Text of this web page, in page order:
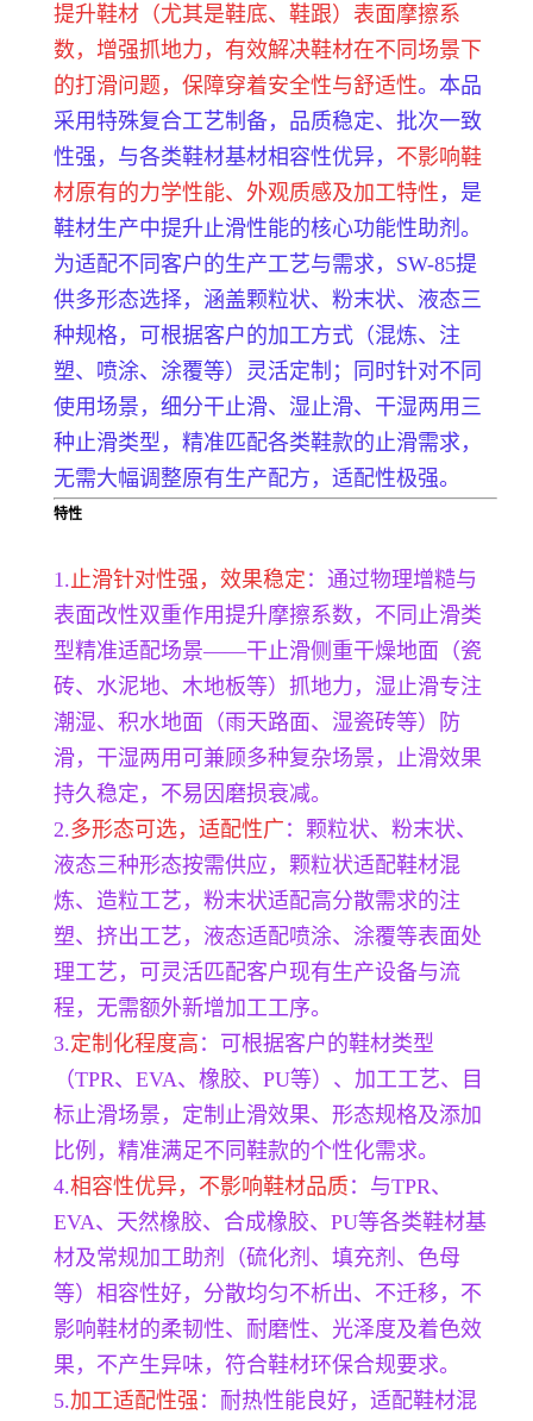
提升鞋材（尤其是鞋底、鞋跟）表面摩擦系
数，增强抓地力，有效解决鞋材在不同场景下
的打滑问题，保障穿着安全性与舒适性。本品
采用特殊复合工艺制备，品质稳定、批次一致
性强，与各类鞋材基材相容性优异， 不影响鞋
材原有的力学性能、外观质感及加工特性 ，是
鞋材生产中提升止滑性能的核心功能性助剂。
为适配不同客户的生产工艺与需求，SW-85提
供多形态选择，涵盖颗粒状、粉末状、液态三
种规格，可根据客户的加工方式（混炼、注
塑、喷涂、涂覆等）灵活定制；同时针对不同
使用场景，细分干止滑、湿止滑、干湿两用三
种止滑类型，精准匹配各类鞋款的止滑需求，
无需大幅调整原有生产配方，适配性极强。
特性
1. 止滑针对性强，效果稳定 ：通过物理增糙与
表面改性双重作用提升摩擦系数，不同止滑类
型精准适配场景——干止滑侧重干燥地面（瓷
砖、水泥地、木地板等）抓地力，湿止滑专注
潮湿、积水地面（雨天路面、湿瓷砖等）防
滑，干湿两用可兼顾多种复杂场景，止滑效果
持久稳定，不易因磨损衰减。
2.多形态可选，适配性广 ：颗粒状、粉末状、
液态三种形态按需供应，颗粒状适配鞋材混
炼、造粒工艺，粉末状适配高分散需求的注
塑、挤出工艺，液态适配喷涂、涂覆等表面处
理工艺，可灵活匹配客户现有生产设备与流
程，无需额外新增加工工序。
3.定制化程度高 ：可根据客户的鞋材类型
（TPR、EVA、橡胶、PU等）、加工工艺、目
标止滑场景，定制止滑效果、形态规格及添加
比例，精准满足不同鞋款的个性化需求。
4.相容性优异，不影响鞋材品质 ：与TPR、
EVA、天然橡胶、合成橡胶、PU等各类鞋材基
材及常规加工助剂（硫化剂、填充剂、色母
等）相容性好，分散均匀不析出、不迁移，不
影响鞋材的柔韧性、耐磨性、光泽度及着色效
果，不产生异味，符合鞋材环保合规要求。
5.加工适配性强 ：耐热性能良好，适配鞋材混